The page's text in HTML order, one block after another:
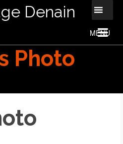
Denain
Photo